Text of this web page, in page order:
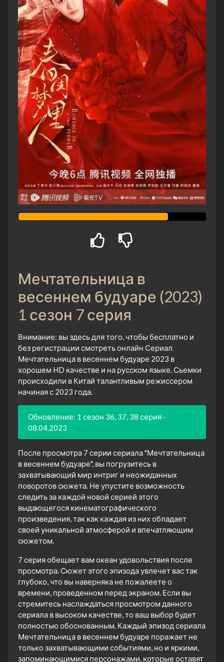
Мечтательница в
весеннем будуаре (2023)
1 сезон 7 серия
Внимание: вы здесь для того, чтобы бесплатно и
без регистрации смотреть онлайн Сериал
Мечтательница в весеннем будуаре 2023 в
хорошем HD качестве и на русском языке. Сьемки
происходили в Китай талантливым режиссером
начиная с 2023 года.
Обновление: 1 сезон 36, 37, 38 серия -
08.04.2023
После просмотра 7 серии сериала "Мечтательница
в весеннем будуаре", вы погрузитесь в
захватывающий мир интриг и неожиданных
поворотов сюжета. Не упустите возможность
следить за каждой новой серией этого
выдающегося кинематографического
произведения, так как каждая из них обладает
своей уникальной атмосферой и впечатляющим
сюжетом.
7 серия обещает вам океан удовольствия после
просмотра. Сюжет этого эпизода увлечет вас так
глубоко, что вы наверняка не пожалеете о
времени, проведенном перед экраном. Если вы
стремитесь наслаждаться просмотром данного
сериала в высоком качестве, то ваш выбор будет
полностью обоснованным. Каждый эпизод сериала
Мечтательница в весеннем будуаре поражает не
только захватывающими событиями, но и яркими,
запоминающимися персонажами, которые оставят